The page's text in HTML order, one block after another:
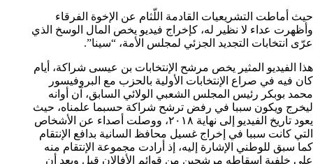
حيث أماطت التشريعيات القادمة اللّثام عن الإخوة الفرقاء
وأظهرت عداء لا نظير له، كإخراج فيديو يخص المال الوسخ الذي
عرّى انتخابات التجديد الجزئي لمجلس الأمة، “سينا”.
هذا الفيديو المثير يخص مرشح الإنتخابات بن عيسى شراكة، أيام
كان فيه في صراع الإنتخابات الأولية بالحزب مع البروفيسور
محمد بوبكر رئيس المجلس الشعبي الولائي السابق، آن أوانه
ليخرج ويكون سببا في رفض ترشح شراكة حسبما علمناه، حيث
يعود تاريخ الفيديو إلى نهاية ٢٠١٨، ووصلت أصداء عن الأشخاص
التي كانت سببا في إخراج غسيل محافظ السانية بدافع الإنتقام
كما سبق للوطني الإشارة إليه، إذ أرادت مجموعة الإنتقام منه
على خلفية إسقاطه مرشحين من قوائم الأفالان قبل وبعد أن